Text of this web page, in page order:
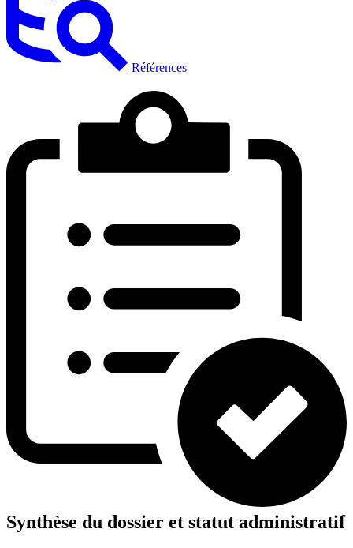
Références
Synthèse du dossier et statut administratif